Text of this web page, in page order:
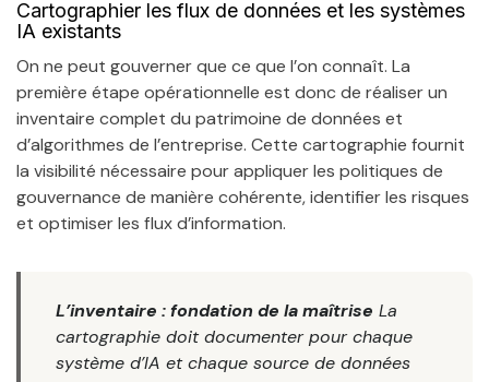
Cartographier les flux de données et les systèmes
IA existants
On ne peut gouverner que ce que l’on connaît. La
première étape opérationnelle est donc de réaliser un
inventaire complet du patrimoine de données et
d’algorithmes de l’entreprise. Cette cartographie fournit
la visibilité nécessaire pour appliquer les politiques de
gouvernance de manière cohérente, identifier les risques
et optimiser les flux d’information.
L’inventaire : fondation de la maîtrise La
cartographie doit documenter pour chaque
système d’IA et chaque source de données